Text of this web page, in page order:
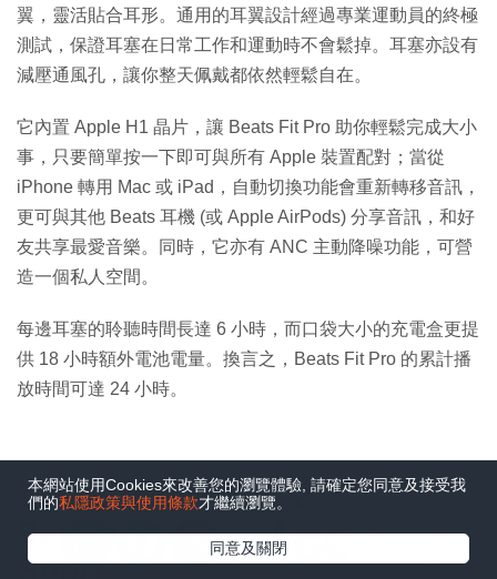
本網站使用Cookies來改善您的瀏覽體驗, 請確定您同意及接受我
們的私隱政策與使用條款才繼續瀏覽。
同意及關閉
翼，靈活貼合耳形。通用的耳翼設計經過專業運動員的終極
測試，保證耳塞在日常工作和運動時不會鬆掉。耳塞亦設有
減壓通風孔，讓你整天佩戴都依然輕鬆自在。
它內置 Apple H1 晶片，讓 Beats Fit Pro 助你輕鬆完成大小
事，只要簡單按一下即可與所有 Apple 裝置配對；當從
iPhone 轉用 Mac 或 iPad，自動切換功能會重新轉移音訊，
更可與其他 Beats 耳機 (或 Apple AirPods) 分享音訊，和好
友共享最愛音樂。同時，它亦有 ANC 主動降噪功能，可營
造一個私人空間。
每邊耳塞的聆聽時間長達 6 小時，而口袋大小的充電盒更提
供 18 小時額外電池電量。換言之，Beats Fit Pro 的累計播
放時間可達 24 小時。
運動藍牙耳機推介 2.
Sennheiser MOMENTUM
Sport